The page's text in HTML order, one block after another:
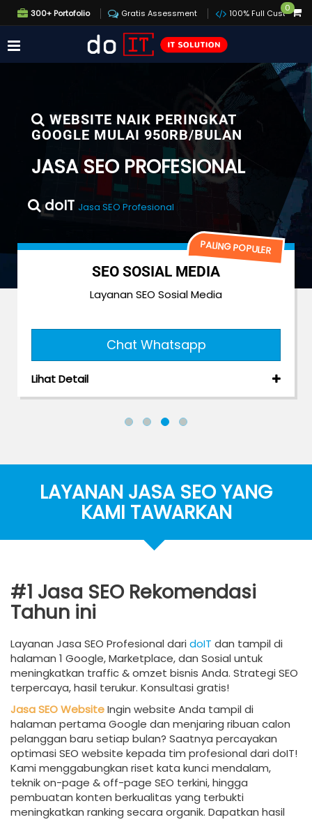
300+ Portofolio Gratis Assessment 100% Full Custom
0
WEBSITE NAIK PERINGKAT
GOOGLE MULAI 950RB/BULAN
JASA SEO PROFESIONAL
doIT Jasa SEO Profesional
PALING POPULER
JASA
Private blog network dan
LAYANAN JASA SEO YANG
KAMI TAWARKAN
#1 Jasa SEO Rekomendasi
Tahun ini
Layanan Jasa SEO Profesional dari doIT dan tampil di
halaman 1 Google, Marketplace, dan Sosial untuk
meningkatkan traffic & omzet bisnis Anda. Strategi SEO
terpercaya, hasil terukur. Konsultasi gratis!
Jasa SEO WebsiteIngin website Anda tampil di
halaman pertama Google dan menjaring ribuan calon
pelanggan baru setiap bulan? Saatnya percayakan
optimasi SEO website kepada tim profesional dari doIT!
Kami menggabungkan riset kata kunci mendalam,
teknik on-page & off-page SEO terkini, hingga
pembuatan konten berkualitas yang terbukti
meningkatkan ranking secara organik. Dapatkan hasil